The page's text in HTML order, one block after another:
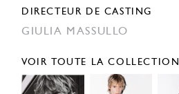
DIRECTEUR DE CASTING
GIULIA MASSULLO
VOIR TOUTE LA COLLECTION